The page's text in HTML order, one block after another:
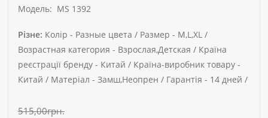
Модель: MS 1392
Різне: Колір - Разные цвета / Размер - M,L,XL /
Возрастная категория - Взрослая,Детская / Країна
реєстрації бренду - Китай / Країна-виробник товару -
Китай / Матеріал - Замш,Неопрен / Гарантія - 14 дней /
515,00грн.